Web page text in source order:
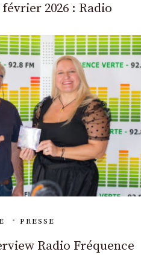
2026 : Radio
PRESSE
Radio Fréquence